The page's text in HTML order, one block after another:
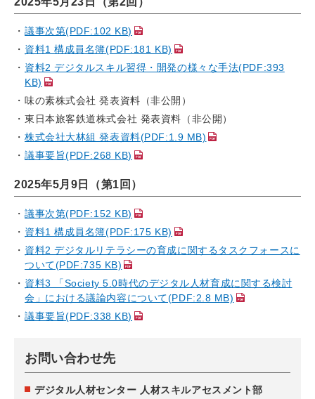
議事次第(PDF:102 KB)
資料1 構成員名簿(PDF:181 KB)
資料2 デジタルスキル習得・開発の様々な手法(PDF:393
KB)
味の素株式会社 発表資料（非公開）
東日本旅客鉄道株式会社 発表資料（非公開）
株式会社大林組 発表資料(PDF:1.9 MB)
議事要旨(PDF:268 KB)
2025年5月9日（第1回）
議事次第(PDF:152 KB)
資料1 構成員名簿(PDF:175 KB)
資料2 デジタルリテラシーの育成に関するタスクフォースに
ついて(PDF:735 KB)
資料3 「Society 5.0時代のデジタル人材育成に関する検討
会」における議論内容について(PDF:2.8 MB)
議事要旨(PDF:338 KB)
お問い合わせ先
デジタル人材センター 人材スキルアセスメント部